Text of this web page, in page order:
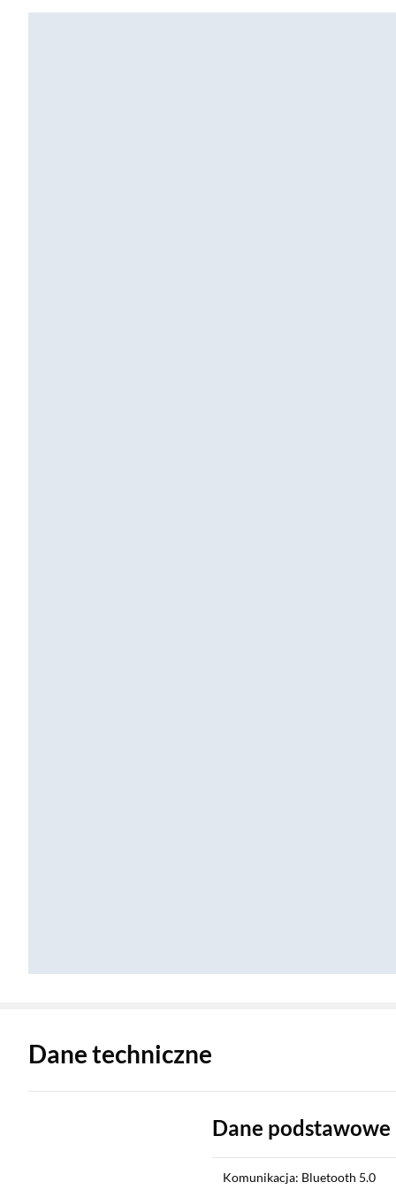
Dane techniczne
Dane podstawowe
Komunikacja: Bluetooth 5.0